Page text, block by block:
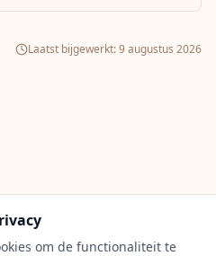
Laatst bijgewerkt:9 augustus 2026
om de functionaliteit te